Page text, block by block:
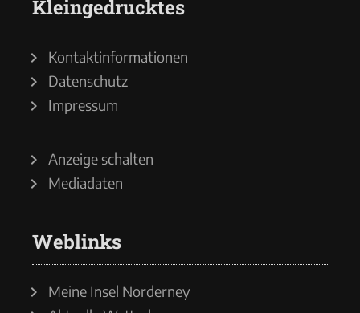
Kleingedrucktes
Kontaktinformationen
Datenschutz
Impressum
Anzeige schalten
Mediadaten
Weblinks
Meine Insel Norderney